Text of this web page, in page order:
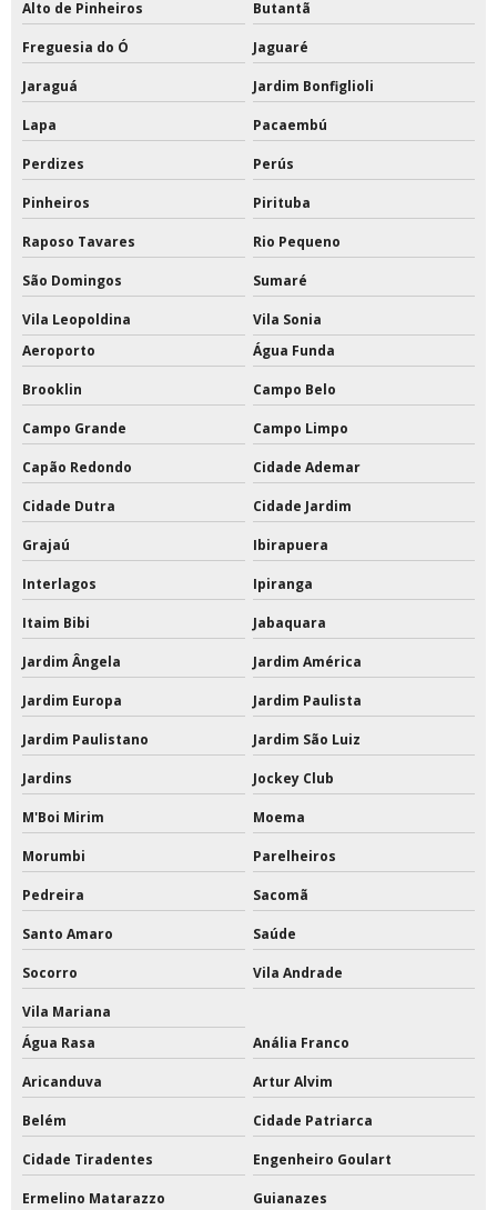
Tabela de basquete oficial de acrílico preço
Tabela de basquete oficial em vidro temperado
Tabela de basquete oficial movel
Tabelas de basquete para condomínios
Tabelas de basquete profissional
Tampa para poste de vôlei
Tinta a base de pu
Tinta acrílica a base de água
Tinta acrílica a base de água 18 litros
Tinta acrílica interna e externa
Tinta acrílica para quadra
Tinta de poliuretano
Tinta de poliuretano para piso
Tinta de poliuretano para piso externo
Tinta epóxi a base de solvente 18 litros
Tinta epóxi área externa
Tinta epóxi base solvente
Tinta epóxi base solvente preço
Tinta epóxi branca
Tinta epóxi com catalisador
Tinta epóxi com catalisador preço
Tinta epóxi ferro
Tinta epóxi fosca
Alto de Pinheiros Butantã
Freguesia do Ó Jaguaré
Jaraguá Jardim Bonfiglioli
Lapa Pacaembú
Perdizes Perús
Pinheiros Pirituba
Raposo Tavares Rio Pequeno
São Domingos Sumaré
Vila Leopoldina
Vila Sonia
Aeroporto
Água Funda
Brooklin Campo Belo
Campo Grande Campo Limpo
Capão Redondo Cidade Ademar
Cidade Dutra Cidade Jardim
Grajaú Ibirapuera
Interlagos Ipiranga
Itaim Bibi Jabaquara
Jardim Ângela Jardim América
Jardim Europa Jardim Paulista
Jardim Paulistano Jardim São Luiz
Jardins Jockey Club
M'Boi Mirim Moema
Morumbi Parelheiros
Pedreira Sacomã
Santo Amaro Saúde
Socorro Vila Andrade
Vila Mariana
Água Rasa
Anália Franco
Aricanduva Artur Alvim
Belém Cidade Patriarca
Cidade Tiradentes Engenheiro Goulart
Ermelino Matarazzo Guianazes